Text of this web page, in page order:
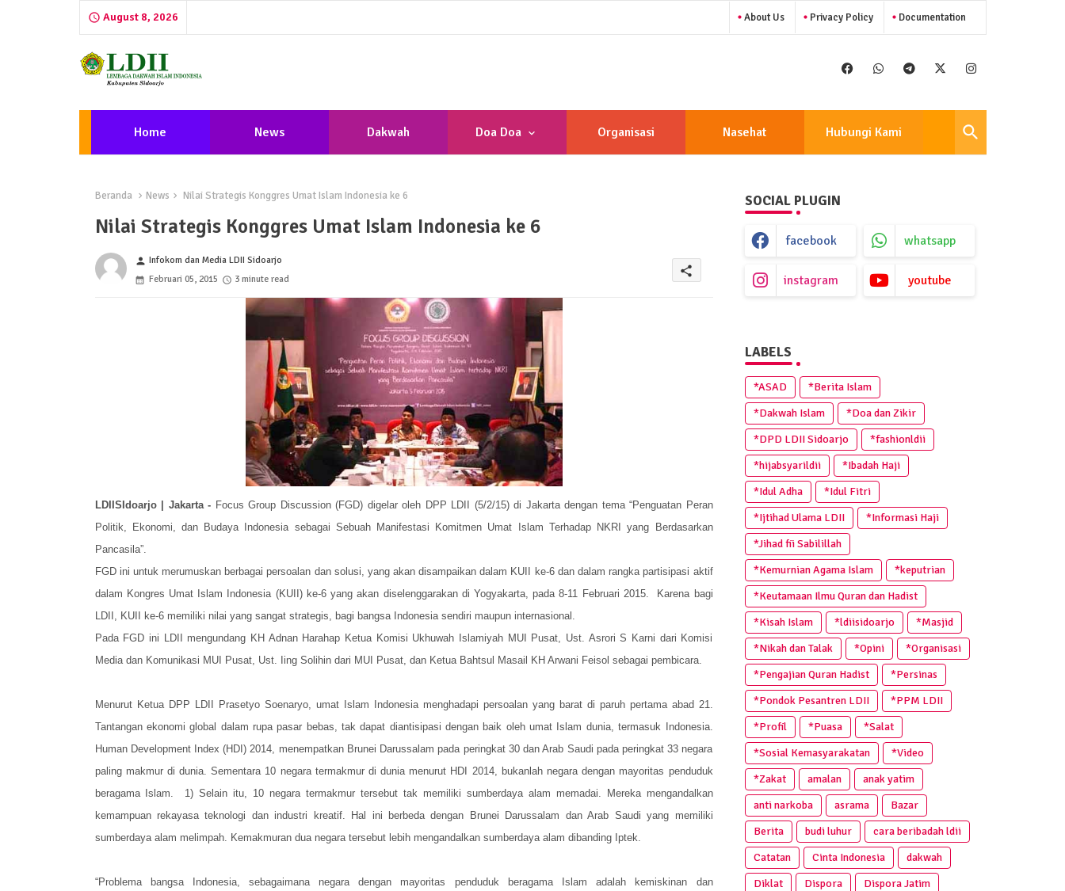
August 8, 2026 About Us Privacy Policy Documentation
Home News Dakwah Doa Doa Organisasi Nasehat Hubungi Kami
Beranda News Nilai Strategis Konggres Umat Islam Indonesia ke 6
Nilai Strategis Konggres Umat Islam Indonesia ke 6
person Infokom dan Media LDII Sidoarjo
Februari 05, 2015
3 minute read
share
LDIISIdoarjo | Jakarta - Focus Group Discussion (FGD) digelar oleh DPP LDII (5/2/15) di Jakarta dengan tema “Penguatan Peran
Politik, Ekonomi, dan Budaya Indonesia sebagai Sebuah Manifestasi Komitmen Umat Islam Terhadap NKRI yang Berdasarkan
Pancasila”.
FGD ini untuk merumuskan berbagai persoalan dan solusi, yang akan disampaikan dalam KUII ke-6 dan dalam rangka partisipasi aktif
dalam Kongres Umat Islam Indonesia (KUII) ke-6 yang akan diselenggarakan di Yogyakarta, pada 8-11 Februari 2015. Karena bagi
LDII, KUII ke-6 memiliki nilai yang sangat strategis, bagi bangsa Indonesia sendiri maupun internasional.
Pada FGD ini LDII mengundang KH Adnan Harahap Ketua Komisi Ukhuwah Islamiyah MUI Pusat, Ust. Asrori S Karni dari Komisi
Media dan Komunikasi MUI Pusat, Ust. Iing Solihin dari MUI Pusat, dan Ketua Bahtsul Masail KH Arwani Feisol sebagai pembicara.
Menurut Ketua DPP LDII Prasetyo Soenaryo, umat Islam Indonesia menghadapi persoalan yang barat di paruh pertama abad 21.
Tantangan ekonomi global dalam rupa pasar bebas, tak dapat diantisipasi dengan baik oleh umat Islam dunia, termasuk Indonesia.
Human Development Index (HDI) 2014, menempatkan Brunei Darussalam pada peringkat 30 dan Arab Saudi pada peringkat 33 negara
paling makmur di dunia. Sementara 10 negara termakmur di dunia menurut HDI 2014, bukanlah negara dengan mayoritas penduduk
beragama Islam. 1) Selain itu, 10 negara termakmur tersebut tak memiliki sumberdaya alam memadai. Mereka mengandalkan
kemampuan rekayasa teknologi dan industri kreatif. Hal ini berbeda dengan Brunei Darussalam dan Arab Saudi yang memiliki
sumberdaya alam melimpah. Kemakmuran dua negara tersebut lebih mengandalkan sumberdaya alam dibanding Iptek.
“Problema bangsa Indonesia, sebagaimana negara dengan mayoritas penduduk beragama Islam adalah kemiskinan dan
SOCIAL PLUGIN
facebook whatsapp
instagram youtube
LABELS
*ASAD
*Berita Islam
*Dakwah Islam
*Doa dan Zikir
*DPD LDII Sidoarjo
*fashionldii
*hijabsyarildii
*Ibadah Haji
*Idul Adha
*Idul Fitri
*Ijtihad Ulama LDII
*Informasi Haji
*Jihad fii Sabilillah
*Kemurnian Agama Islam
*keputrian
*Keutamaan Ilmu Quran dan Hadist
*Kisah Islam
*ldiisidoarjo
*Masjid
*Nikah dan Talak
*Opini
*Organisasi
*Pengajian Quran Hadist
*Persinas
*Pondok Pesantren LDII
*PPM LDII
*Profil
*Puasa
*Salat
*Sosial Kemasyarakatan
*Video
*Zakat
amalan
anak yatim
anti narkoba
asrama
Bazar
Berita
budi luhur
cara beribadah ldii
Catatan
Cinta Indonesia
dakwah
Diklat
Dispora
Dispora Jatim